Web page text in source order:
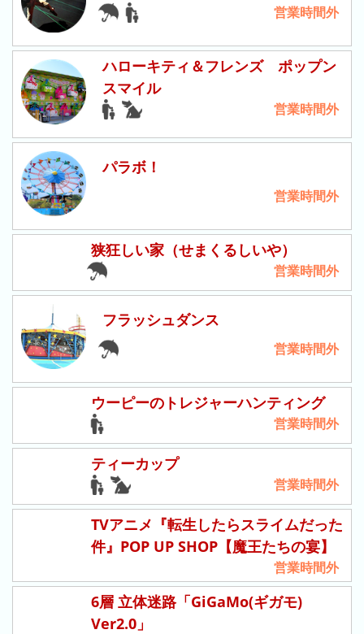
イ
ス
那
須
ハ
イ
ラ
ン
ド
パ
ー
ク
み
う
り
ラ
ン
ド
レ
フ
営業時間外
ハローキティ＆フレンズ ポップン
スマイル
営業時間外
パラボ！
営業時間外
狭狂しい家（せまくるしいや）
営業時間外
フラッシュダンス
営業時間外
ウーピーのトレジャーハンティング
営業時間外
ティーカップ
営業時間外
TVアニメ『転生したらスライムだった
件』POP UP SHOP【魔王たちの宴】
営業時間外
6層 立体迷路「GiGaMo(ギガモ)
Ver2.0」